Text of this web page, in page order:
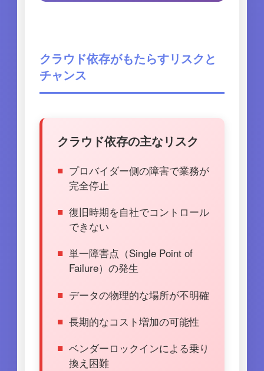
クラウド依存がもたらすリスクと
チャンス
クラウド依存の主なリスク
プロバイダー側の障害で業務が
完全停止
復旧時期を自社でコントロール
できない
単一障害点（Single Point of
Failure）の発生
データの物理的な場所が不明確
長期的なコスト増加の可能性
ベンダーロックインによる乗り
換え困難